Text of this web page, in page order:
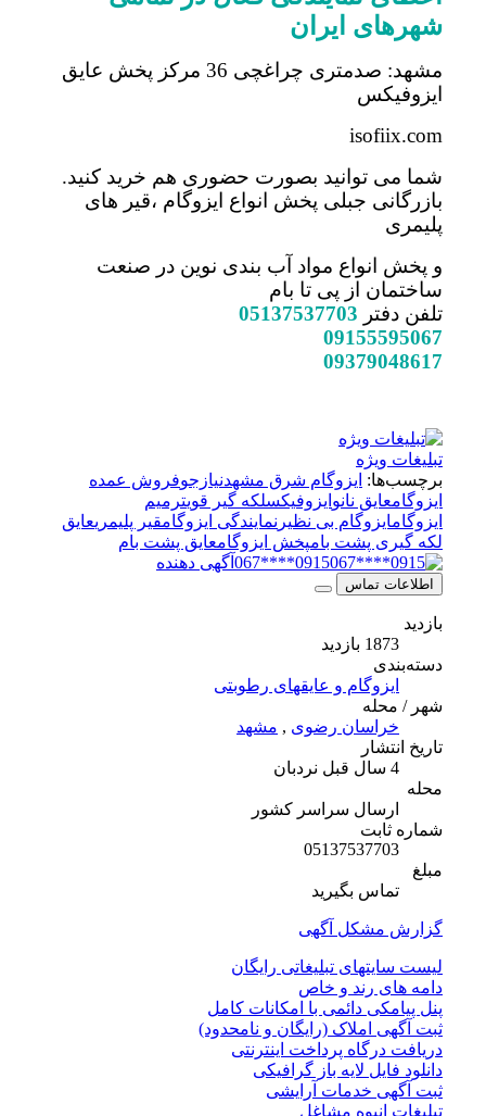
شهرهای ایران
مشهد: صدمتری چراغچی 36 مرکز پخش عایق
ایزوفیکس
isofiix.com
شما می توانید بصورت حضوری هم خرید کنید.
بازرگانی جبلی پخش انواع ایزوگام ،قیر های
پلیمری
و پخش انواع مواد آب بندی نوین در صنعت
ساختمان از پی تا بام
تلفن دفتر05137537703
09155595067
09379048617
تبلیغات ویژه
برچسب‌ها:ایزوگام شرق مشهدنیازجوفروش عمده
ایزوگامعایق نانوایزوفیکسلکه گیر قویترمیم
ایزوگامایزوگام بی نظیر نمایندگی ایزوگامقیر پلیمری عایق
لکه گیری پشت بامپخش ایزوگامعایق پشت بام
0915****067
آگهی دهنده
اطلاعات تماس
دسته‌بندی
ایزوگام و عایقهای رطوبتی
شهر / محله
خراسان رضوی ,مشهد
تاریخ انتشار
نردبان
ارسال سراسر کشور
شماره ثابت
05137537703
تماس بگیرید
گزارش مشکل آگهی
لیست سایتهای تبلیغاتی رایگان
دامه های رند و خاص
پنل پیامکی دائمی با امکانات کامل
ثبت آگهی املاک (رایگان و نامحدود)
دریافت درگاه پرداخت اینترنتی
دانلود فایل لایه باز گرافیکی
ثبت آگهی خدمات آرایشی
تبلیغات انبوه مشاغل